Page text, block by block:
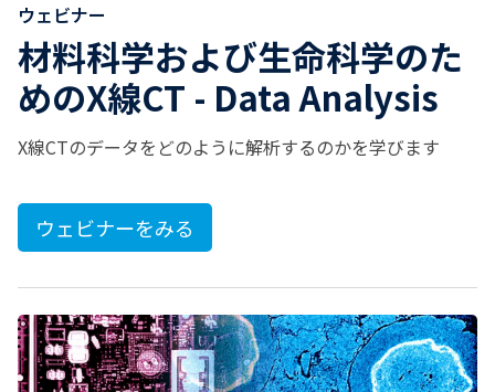
ウェビナー
材料科学および生命科学のた
めのX線CT - Data Analysis
X線CTのデータをどのように解析するのかを学びます
ウェビナーをみる